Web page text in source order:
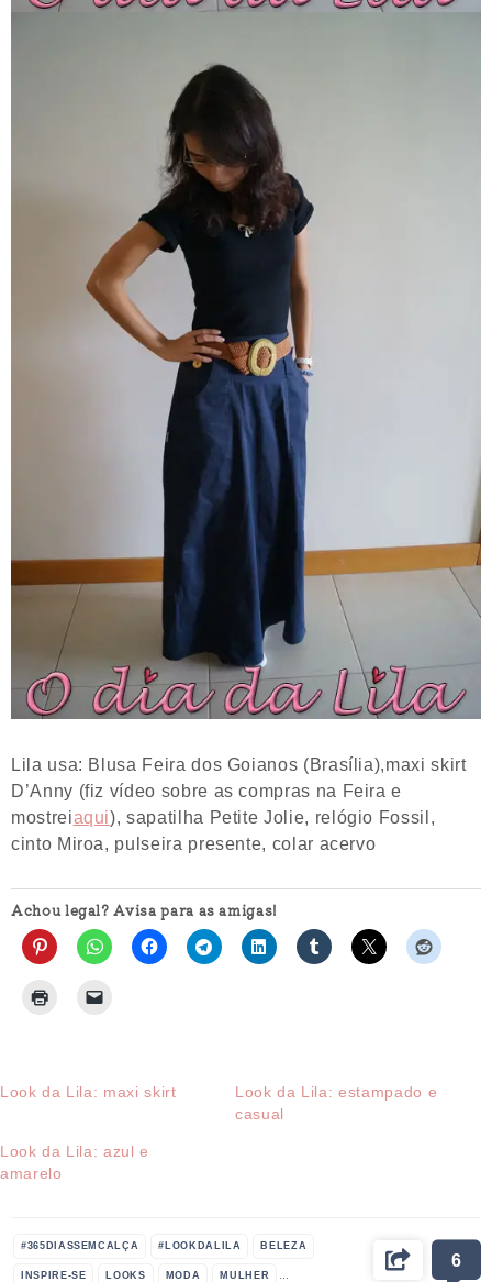
Lila usa: Blusa Feira dos Goianos (Brasília),maxi skirt
D’Anny (fiz vídeo sobre as compras na Feira e
mostreiaqui), sapatilha Petite Jolie, relógio Fossil,
cinto Miroa, pulseira presente, colar acervo
Achou legal? Avisa para as amigas!
Look da Lila: maxi skirt
Look da Lila: estampado e
casual
Look da Lila: azul e
amarelo
#365DIASSEMCALÇA #LOOKDALILA BELEZA
INSPIRE-SE LOOKS MODA MULHER
6